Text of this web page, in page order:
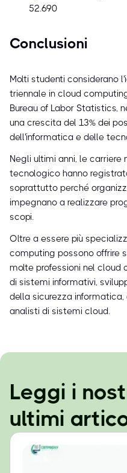
52.690
Conclusioni
Molti studenti considerano
triennale in cloud
Bureau of Labor Statistics,
una crescita del 13% dei
dell'informatica e delle
Negli ultimi anni, le
tecnologico hanno
soprattutto perché
impegnano a realizzare
scopi.
Oltre a essere più
computing possono offrire
molte professioni nel cloud
di sistemi informativi,
della sicurezza
analisti di sistemi cloud.
Leggi i
ultimi